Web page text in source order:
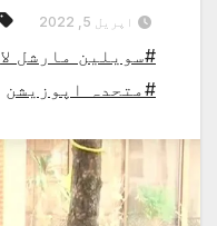
اپریل 5, 2022
#سویلین مارشل لا
#متحدہ اپوزیشن